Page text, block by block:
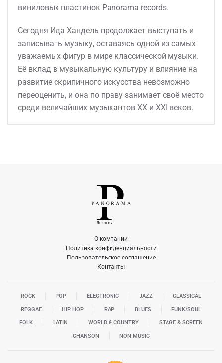
виниловых пластинок Panorama records.
Сегодня Ида Хандель продолжает выступать и
записывать музыку, оставаясь одной из самых
уважаемых фигур в мире классической музыки.
Её вклад в музыкальную культуру и влияние на
развитие скрипичного искусства невозможно
переоценить, и она по праву занимает своё место
среди величайших музыкантов XX и XXI веков.
О компании
Политика конфиденциальности
Пользовательское соглашение
Контакты
ROCK POP ELECTRONIC JAZZ CLASSICAL
REGGAE HIP HOP RAP BLUES FUNK/SOUL
FOLK LATIN WORLD & COUNTRY STAGE & SCREEN
CHANSON NON MUSIC